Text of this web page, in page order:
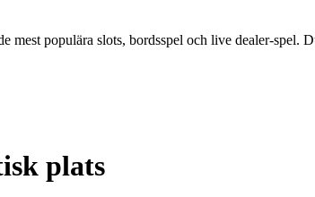
populära slots, bordsspel och live dealer-spel.
plats